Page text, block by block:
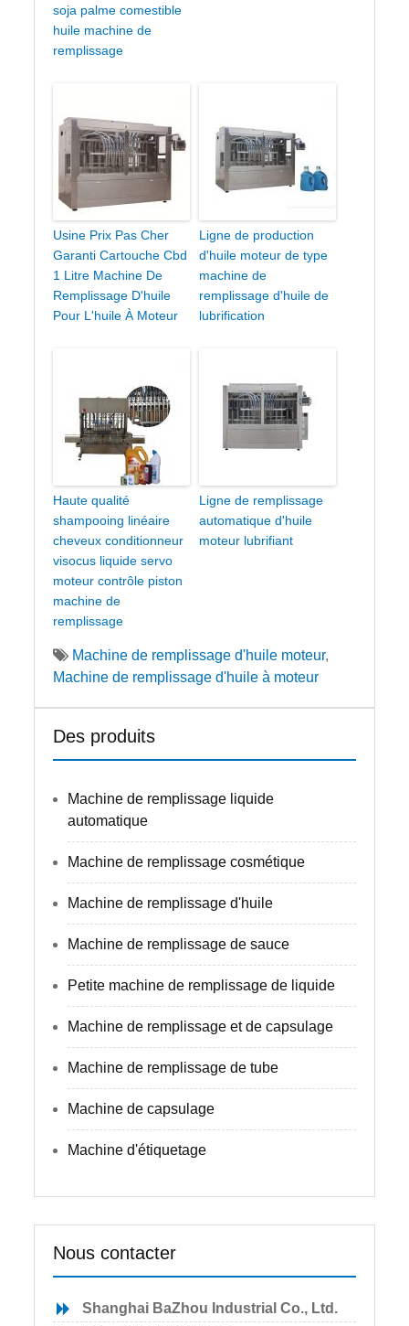
soja palme comestible
huile machine de
remplissage
Usine Prix Pas Cher
Garanti Cartouche Cbd
1 Litre Machine De
Remplissage D'huile
Pour L'huile À Moteur
Ligne de production
d'huile moteur de type
machine de
remplissage d'huile de
lubrification
Haute qualité
shampooing linéaire
cheveux conditionneur
visocus liquide servo
moteur contrôle piston
machine de
remplissage
Ligne de remplissage
automatique d'huile
moteur lubrifiant
Machine de remplissage d'huile moteur,
Machine de remplissage d'huile à moteur
Des produits
Machine de remplissage liquide
automatique
Machine de remplissage cosmétique
Machine de remplissage d'huile
Machine de remplissage de sauce
Petite machine de remplissage de liquide
Machine de remplissage et de capsulage
Machine de remplissage de tube
Machine de capsulage
Machine d'étiquetage
Nous contacter
Shanghai BaZhou Industrial Co., Ltd.